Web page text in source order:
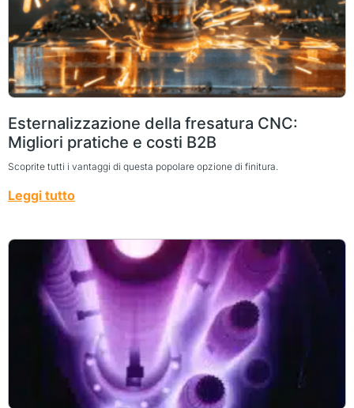
Esternalizzazione della fresatura CNC:
Migliori pratiche e costi B2B
Scoprite tutti i vantaggi di questa popolare opzione di finitura.
Leggi tutto